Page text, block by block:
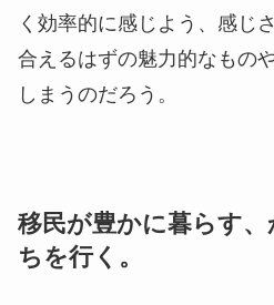
く効率的に感じよう、感じ
合えるはずの魅力的なもの
しまうのだろう。
移民が豊かに暮らす
ちを行く。